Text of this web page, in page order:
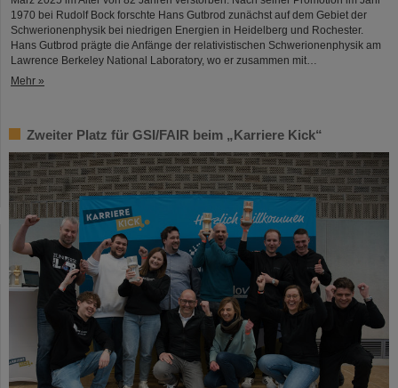
1970 bei Rudolf Bock forschte Hans Gutbrod zunächst auf dem Gebiet der
Schwerionenphysik bei niedrigen Energien in Heidelberg und Rochester.
Hans Gutbrod prägte die Anfänge der relativistischen Schwerionenphysik am
Lawrence Berkeley National Laboratory, wo er zusammen mit…
Mehr »
Zweiter Platz für GSI/FAIR beim „Karriere Kick“